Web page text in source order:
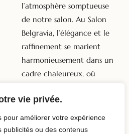
vie privée.
pour améliorer votre expérience
publicités ou des contenus
l’atmosphère somptueuse
de notre salon. Au Salon
Belgravia, l’élégance et le
raffinement se marient
harmonieusement dans un
cadre chaleureux, où
méticuleusement pensé
pour votre confort et votre
bien-être. Plongez dans une